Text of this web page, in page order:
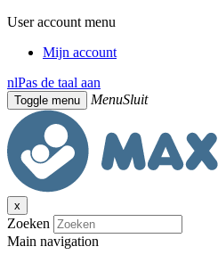
User account menu
Mijn account
nlPas de taal aan
Toggle menu MenuSluit
x
Zoeken
Main navigation